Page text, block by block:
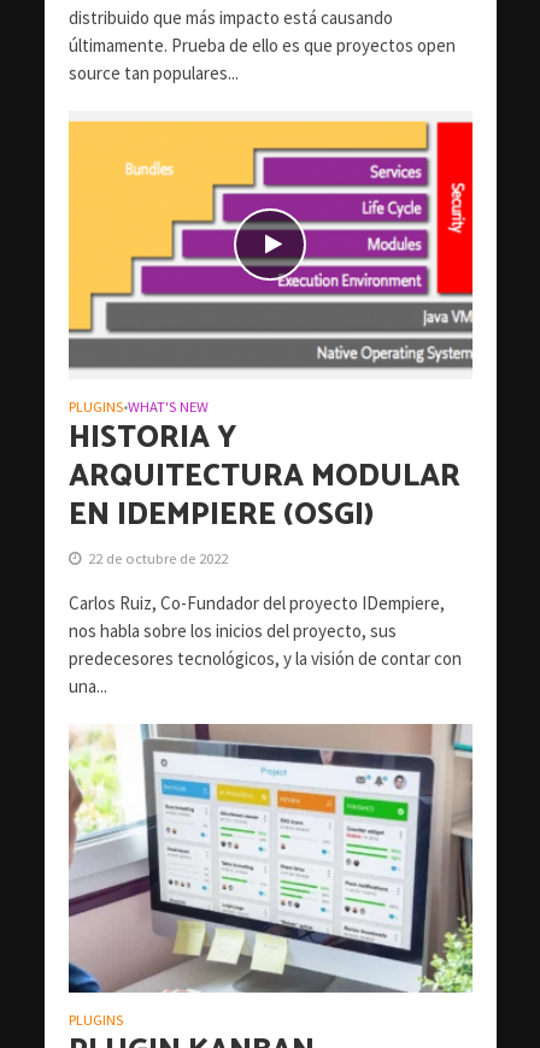
distribuido que más impacto está causando
últimamente. Prueba de ello es que proyectos open
source tan populares...
PLUGINS•WHAT'S NEW
HISTORIA Y
ARQUITECTURA MODULAR
EN IDEMPIERE (OSGI)
22 de octubre de 2022
Carlos Ruiz, Co-Fundador del proyecto IDempiere,
nos habla sobre los inicios del proyecto, sus
predecesores tecnológicos, y la visión de contar con
una...
PLUGINS